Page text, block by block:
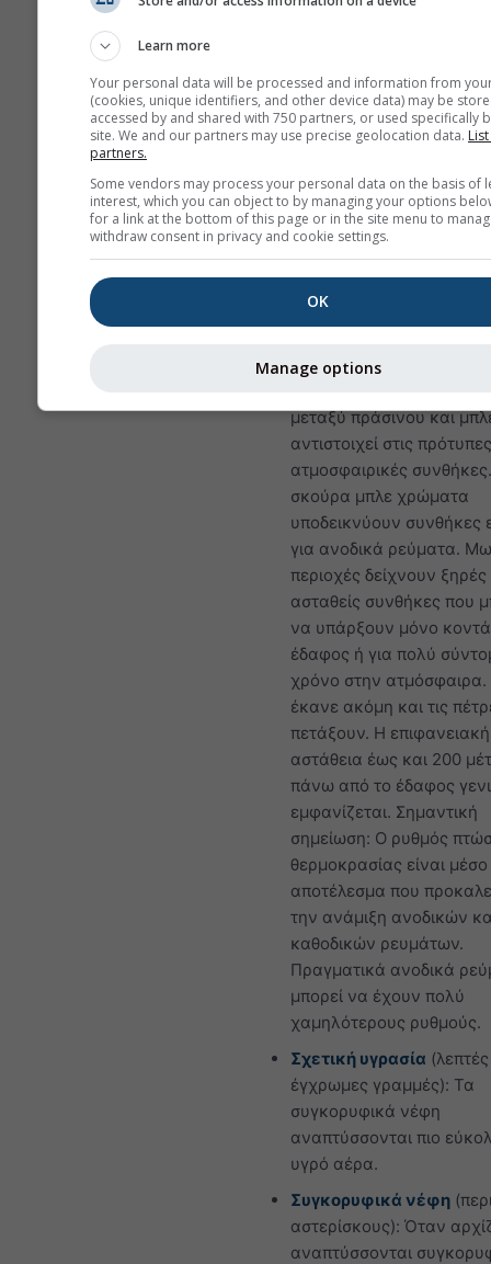
χαμηλότερα ύψη σε καλές
σχεδόν παντού.
Ρυθμός πτώσης
μετράται σε kelvin ανά
διαφορά ύψους. Η
εμφανίζεται με λευκές
αναστροφές (πολύ
απεικονίζονται με
μεταξύ πράσινου και
αντιστοιχεί στις πρότυπες
ατμοσφαιρικές
σκούρα μπλε χρώματα
υποδεικνύουν συνθήκες
για ανοδικά ρεύματα.
περιοχές δείχνουν ξηρές
ασταθείς συνθήκες που
να υπάρξουν μόνο
έδαφος ή για πολύ
χρόνο στην
έκανε ακόμη και τις
πετάξουν. Η επιφανειακή
αστάθεια έως και 200
πάνω από το έδαφος
εμφανίζεται. Σημαντική
σημείωση: Ο ρυθμός
θερμοκρασίας είναι μέσο
αποτέλεσμα που
την ανάμιξη ανοδικών
καθοδικών ρευμάτων.
Πραγματικά ανοδικά
μπορεί να έχουν πολύ
χαμηλότερους ρυθμούς.
Σχετική υγρασία (λεπτές
έγχρωμες γραμμές): Τα
συγκορυφικά νέφη
αναπτύσσονται πιο
υγρό αέρα.
Συγκορυφικά νέφη
αστερίσκους): Όταν
αναπτύσσονται
Learn more
Your personal data will be processed and information from
(cookies, unique identifiers, and other device data) may be
accessed by and shared with 750 partners, or used specifically
site. We and our partners may use precise geolocation data.
partners.
Some vendors may process your personal data on the basis of
interest, which you can object to by managing your options
for a link at the bottom of this page or in the site menu to
withdraw consent in privacy and cookie settings.
OK
Manage options